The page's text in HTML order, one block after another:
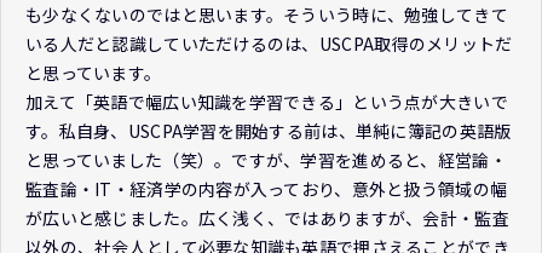
も少なくないのではと思います。そういう時に、勉強してきて
いる人だと認識していただけるのは、USCPA取得のメリットだ
と思っています。
加えて「英語で幅広い知識を学習できる」という点が大きいで
す。私自身、USCPA学習を開始する前は、単純に簿記の英語版
と思っていました（笑）。ですが、学習を進めると、経営論・
監査論・IT・経済学の内容が入っており、意外と扱う領域の幅
が広いと感じました。広く浅く、ではありますが、会計・監査
以外の、社会人として必要な知識も英語で押さえることができ